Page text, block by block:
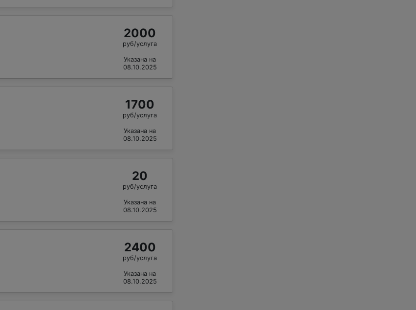
2000
руб/услуга
Указана на
08.10.2025
1700
руб/услуга
Указана на
08.10.2025
20
руб/услуга
Указана на
08.10.2025
2400
руб/услуга
Указана на
08.10.2025